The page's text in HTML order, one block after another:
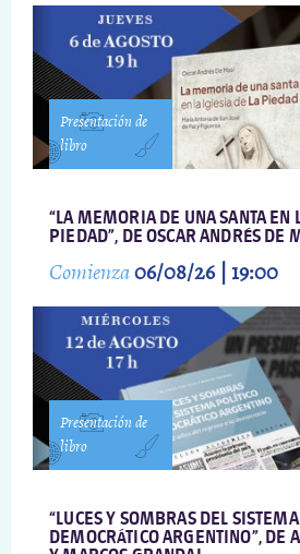
Presentación de
libro
“LA MEMORIA DE UNA SANTA EN
PIEDAD”, DE OSCAR ANDRÉS DE
Comienza06/08/26 | 19:00
Presentación de
libro
“LUCES Y SOMBRAS DEL
DEMOCRÁTICO ARGENTINO”, DE